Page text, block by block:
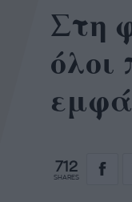
Στη
712
SHARES